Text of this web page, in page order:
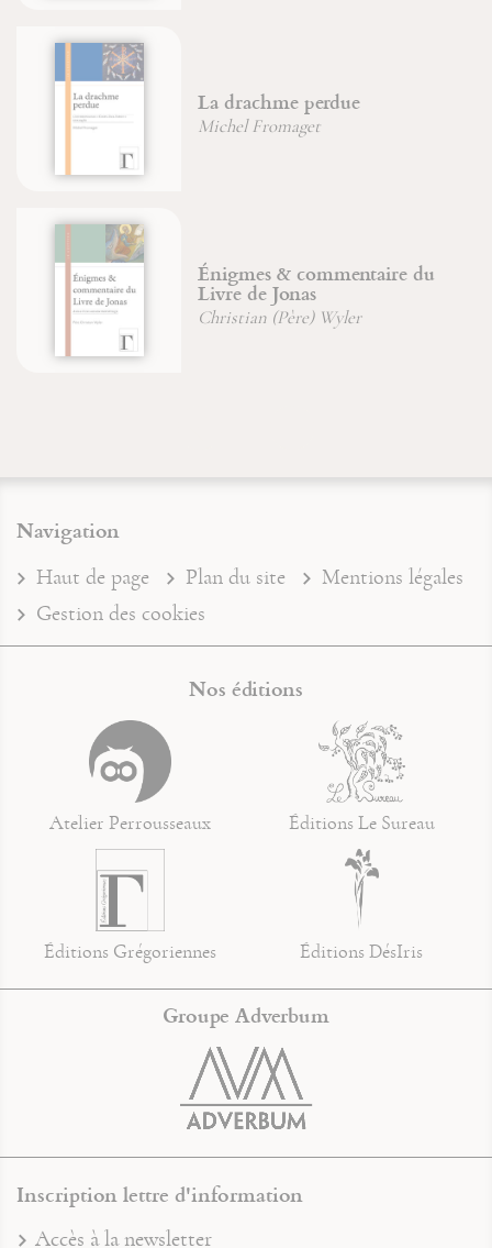
Les oratoriens du Midi français
François-Xavier Carlotti
Une vie incorruptible
Jean-François Froger
Navigation
Haut de page Plan du site
Mentions légales
Gestion des cookies
Nos éditions
Atelier Perrousseaux Éditions Le Sureau
Éditions Grégoriennes Éditions DésIris
Groupe Adverbum
Inscription lettre d'information
Accès à la newsletter